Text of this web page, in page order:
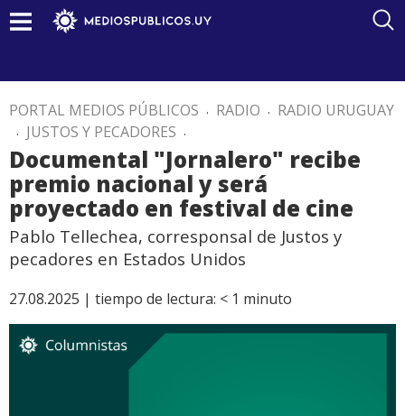
PORTAL MEDIOS PÚBLICOS . RADIO . RADIO URUGUAY
. JUSTOS Y PECADORES .
Documental "Jornalero" recibe
premio nacional y será
proyectado en festival de cine
Pablo Tellechea, corresponsal de Justos y
pecadores en Estados Unidos
27.08.2025 | tiempo de lectura: < 1 minuto